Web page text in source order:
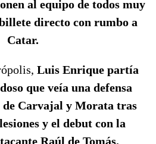
al equipo de todos muy
directo con rumbo a
Catar.
Luis Enrique partía
que veía una defensa
de Carvajal y Morata tras
y el debut con la
Raúl de Tomás.